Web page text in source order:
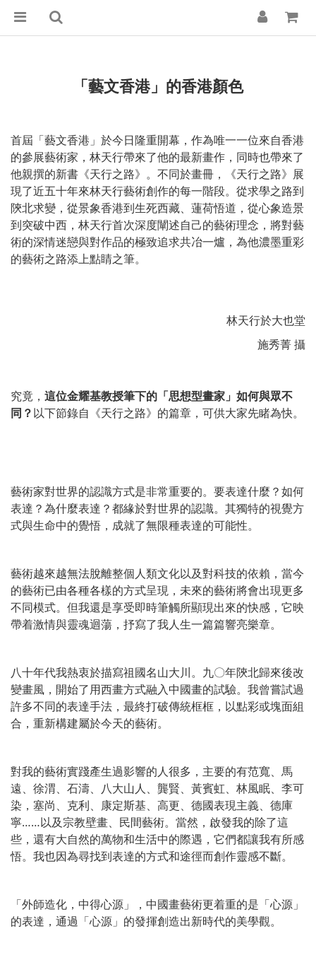
「藝文香港」的香港顏色
首屆「藝文香港」於今日隆重開幕，作為唯一一位來自香港
的參展藝術家，林天行帶來了他的最新畫作，同時也帶來了
他親撰的新書《天行之路》。不同於畫冊，《天行之路》展
現了近五十年來林天行藝術創作的每一階段。從求學之路到
陝北求變，從景象香港到生死西藏、蓮荷悟道，從心象造景
到突破中西，林天行首次深度闡述自己的藝術理念，將對藝
術的深情迷戀與對作品的極致追求共冶一爐，為他濃墨重彩
的藝術之路添上點睛之筆。
林天行於大也堂
施秀菁 攝
究竟， 這位金耀基教授筆下的「思想型畫家」如何與眾不
同？以下節錄自《天行之路》的篇章，可供大家先睹為快。
藝術家對世界的認識方式是非常重要的。要表達什麼？如何
表達？為什麼表達？都緣於對世界的認識。其獨特的視覺方
式與生命中的覺悟，成就了無限種表達的可能性。
藝術越來越無法脫離整個人類文化以及對科技的依賴，當今
的藝術已由各種各樣的方式呈現，未來的藝術將會出現更多
不同模式。但我還是享受即時筆觸所顯現出來的快感，它映
帶着激情與靈魂迴蕩，抒寫了我人生一篇篇響亮樂章。
八十年代我熱衷於描寫祖國名山大川。九〇年陝北歸來後改
變畫風，開始了用西畫方式融入中國畫的試驗。我曾嘗試過
許多不同的表達手法，最終打破傳統框框，以點彩或塊面組
合，重新構建屬於今天的藝術。
對我的藝術實踐產生過影響的人很多，主要的有范寬、馬
遠、徐渭、石濤、八大山人、龔賢、黃賓虹、林風眠、李可
染，塞尚、克利、康定斯基、高更、德國表現主義、德庫
寧……以及宗教壁畫、民間藝術。當然，啟發我的除了這
些，還有大自然的萬物和生活中的際遇，它們都讓我有所感
悟。我也因為尋找到表達的方式和途徑而創作靈感不斷。
「外師造化，中得心源」，中國畫藝術更着重的是「心源」
的表達，通過「心源」的發揮創造出新時代的美學觀。